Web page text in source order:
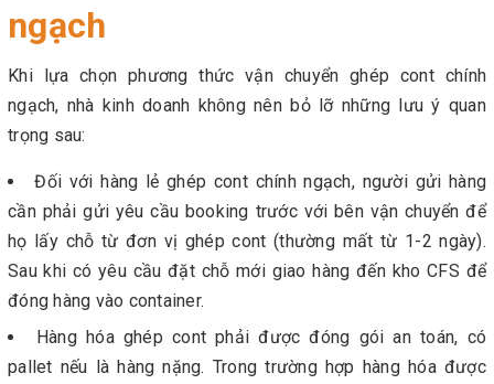
ngạch
Khi lựa chọn phương thức vận chuyển ghép cont chính
ngạch, nhà kinh doanh không nên bỏ lỡ những lưu ý quan
trọng sau:
Đối với hàng lẻ ghép cont chính ngạch, người gửi hàng
cần phải gửi yêu cầu booking trước với bên vận chuyển để
họ lấy chỗ từ đơn vị ghép cont (thường mất từ 1-2 ngày).
Sau khi có yêu cầu đặt chỗ mới giao hàng đến kho CFS để
đóng hàng vào container.
Hàng hóa ghép cont phải được đóng gói an toán, có
pallet nếu là hàng nặng. Trong trường hợp hàng hóa được